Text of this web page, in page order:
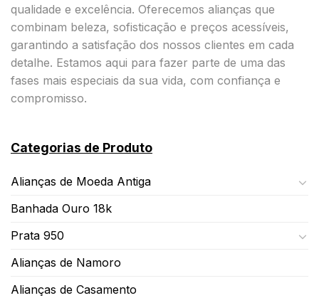
qualidade e excelência. Oferecemos alianças que
combinam beleza, sofisticação e preços acessíveis,
garantindo a satisfação dos nossos clientes em cada
detalhe. Estamos aqui para fazer parte de uma das
fases mais especiais da sua vida, com confiança e
compromisso.
Categorias de Produto
Alianças de Moeda Antiga
Banhada Ouro 18k
Prata 950
Alianças de Namoro
Alianças de Casamento